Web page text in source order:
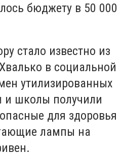
бюджету в 50 000
стало известно из
в социальной
утилизированных
и школы получили
для здоровья
лампы на